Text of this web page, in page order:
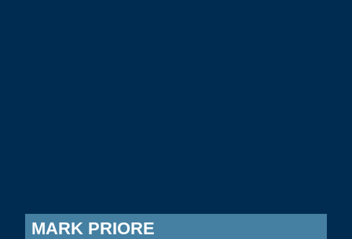
MARK PRIORE